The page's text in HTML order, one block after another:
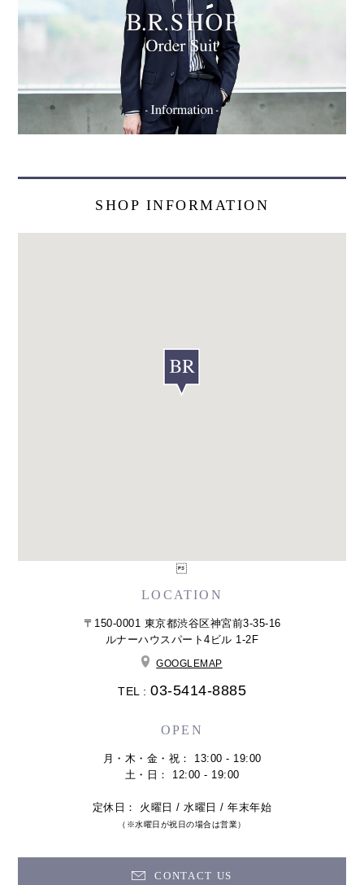
SHOP INFORMATION
LOCATION
〒150-0001 東京都渋谷区神宮前3-35-16
ルナーハウスパート4ビル 1-2F
GOOGLEMAP
TEL : 03-5414-8885
OPEN
月・木・金・祝： 13:00 - 19:00
土・日： 12:00 - 19:00
定休日： 火曜日 / 水曜日 / 年末年始
（※水曜日が祝日の場合は営業）
CONTACT US